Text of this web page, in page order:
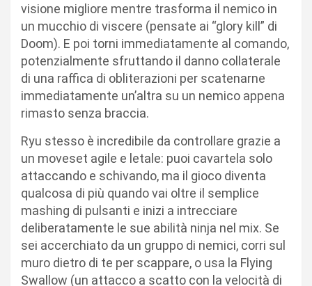
visione migliore mentre trasforma il nemico in
un mucchio di viscere (pensate ai “glory kill” di
Doom). E poi torni immediatamente al comando,
potenzialmente sfruttando il danno collaterale
di una raffica di obliterazioni per scatenarne
immediatamente un’altra su un nemico appena
rimasto senza braccia.
Ryu stesso è incredibile da controllare grazie a
un moveset agile e letale: puoi cavartela solo
attaccando e schivando, ma il gioco diventa
qualcosa di più quando vai oltre il semplice
mashing di pulsanti e inizi a intrecciare
deliberatamente le sue abilità ninja nel mix. Se
sei accerchiato da un gruppo di nemici, corri sul
muro dietro di te per scappare, o usa la Flying
Swallow (un attacco a scatto con la velocità di